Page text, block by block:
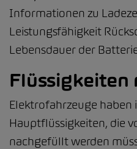
Informationen zu
Leistungsfähigkeit
Lebensdauer der
Flüssigkeiten
Elektrofahrzeuge haben
Hauptflüssigkeiten, die
nachgefüllt werden